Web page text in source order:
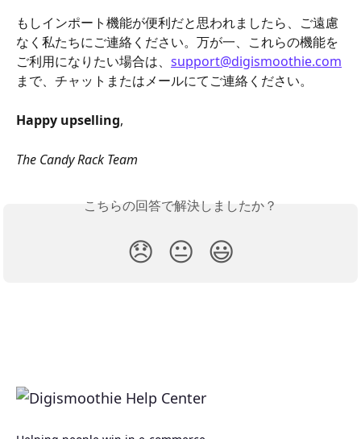
もしインポート機能が便利だと思われましたら、ご遠慮
なく私たちにご連絡ください。万が一、これらの機能を
ご利用になりたい場合は、 support@digismoothie.com
まで、チャットまたはメールにてご連絡ください。
Happy upselling,
The Candy Rack Team
こちらの回答で解決しましたか？
😞 😐 😃